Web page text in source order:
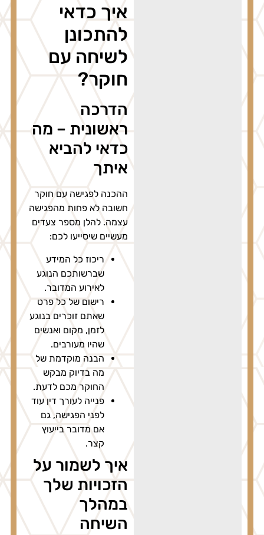
איך כדאי
להתכונן
לשיחה עם
חוקר?
הדרכה
ראשונית – מה
כדאי להביא
איתך
ההכנה לפגישה עם חוקר
חשובה לא פחות מהפגישה
עצמה. להלן מספר צעדים
מעשיים שיסייעו לכם:
ריכוז כל המידע
שברשותכם הנוגע
לאירוע המדובר.
רישום של כל פרט
שאתם זוכרים בנוגע
לזמן, מקום ואנשים
שהיו מעורבים.
הבנה מוקדמת של
מה בדיוק מבקש
החוקר מכם לדעת.
פנייה לעורך דין עוד
לפני הפגישה, גם
אם מדובר בייעוץ
איך לשמור על
הזכויות שלך
במהלך
השיחה